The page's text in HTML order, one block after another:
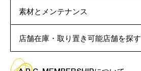
素材とメンテナンス
店舗在庫・取り置き可能店舗を探す